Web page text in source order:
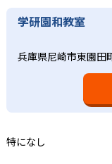
生徒それぞれ
学研教室の個別
しっかり把握した
された学習計画を
教材を提供すると
つレベルアップす
る。「自分から進
している。
に向いている。
算数（数学
学研教室では、算
なるものと考え、
では筋道を立てて
の土台となる「読
家庭学習で学習さ
学研教室の合格実
学研園和教室
兵庫県尼崎市東園田
特になし